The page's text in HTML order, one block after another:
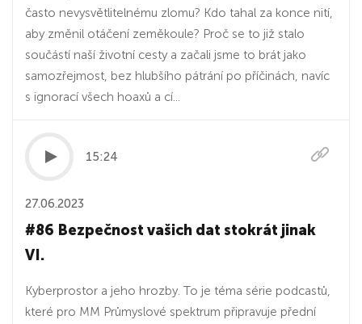
často nevysvětlitelnému zlomu? Kdo tahal za konce nití,
aby změnil otáčení zeměkoule? Proč se to již stalo
součástí naší životní cesty a začali jsme to brát jako
samozřejmost, bez hlubšího pátrání po příčinách, navíc
s ignorací všech hoaxů a cí...
15:24
27.06.2023
#86 Bezpečnost vašich dat stokrát jinak
VI.
Kyberprostor a jeho hrozby. To je téma série podcastů,
které pro MM Průmyslové spektrum připravuje přední